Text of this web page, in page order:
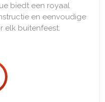
biedt een royaal
en eenvoudige
elk buitenfeest.